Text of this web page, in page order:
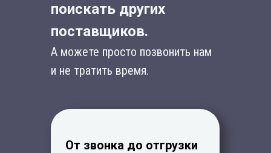
поискать других
поставщиков.
А можете просто позвонить нам
и не тратить время.
От звонка до отгрузки